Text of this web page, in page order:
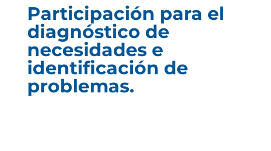
Participación para el
diagnóstico de
necesidades e
identificación de
problemas.